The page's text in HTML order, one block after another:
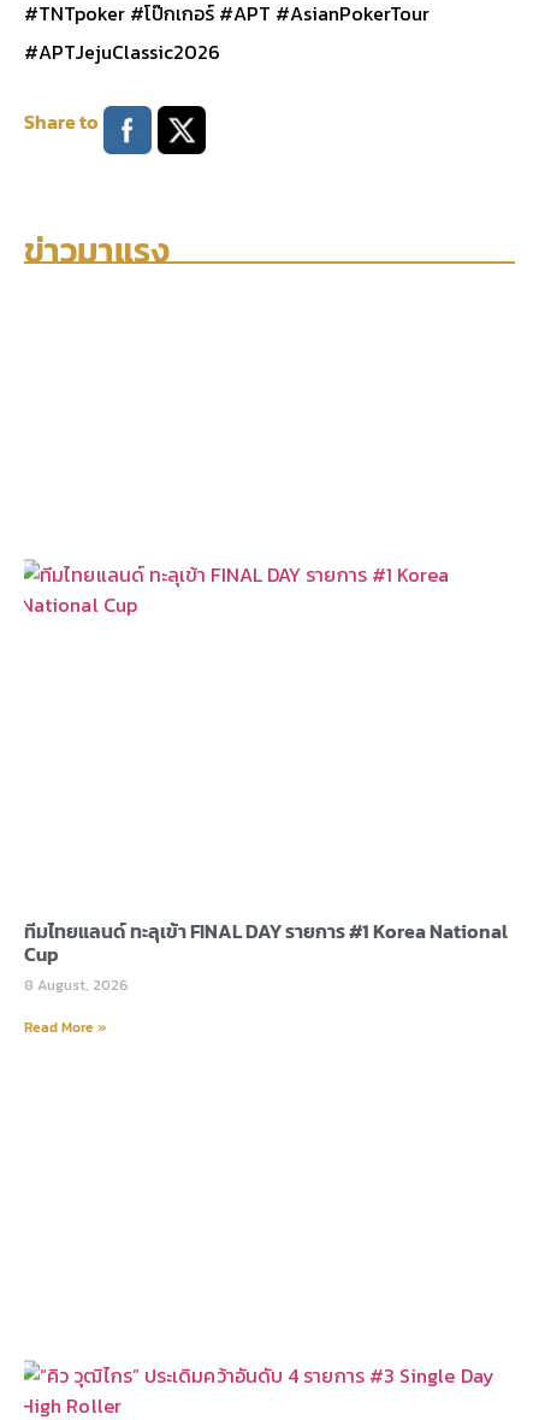
#TNTpoker #โป๊กเกอร์ #APT #AsianPokerTour
#APTJejuClassic2026
Share to
ข่าวมาแรง
ทีมไทยแลนด์ ทะลุเข้า FINAL DAY รายการ #1 Korea National
Cup
8 August, 2026
Read More »